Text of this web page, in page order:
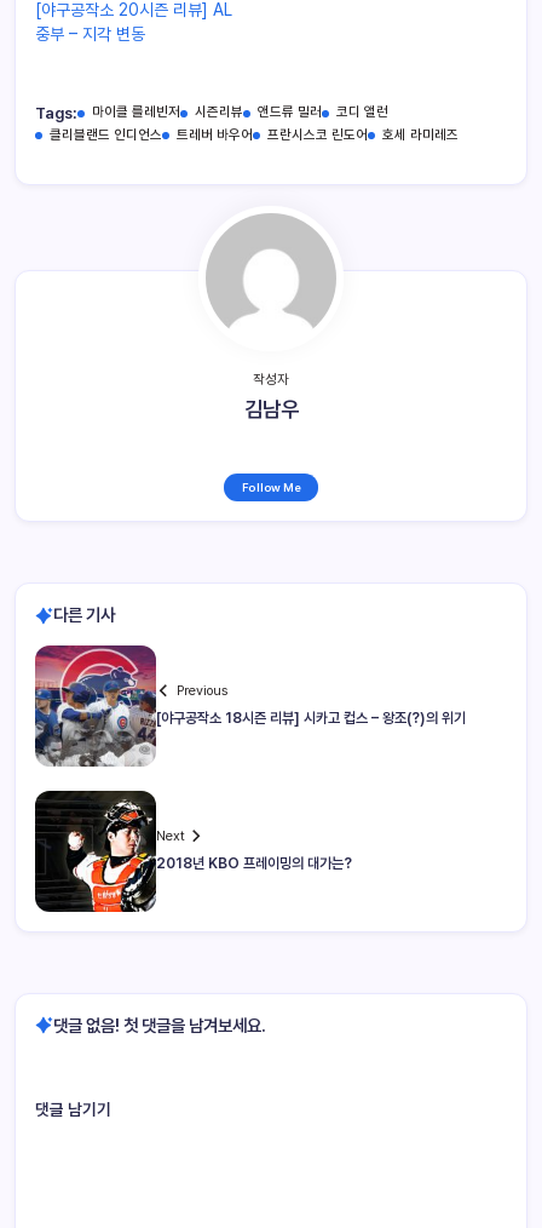
[야구공작소 20시즌 리뷰] AL
중부 – 지각 변동
Tags: 마이클 를레빈저 시즌리뷰 앤드류 밀러
코디 앨런
클리블랜드 인디언스
트레버 바우어 프란시스코 린도어 호세 라미레즈
작성자
김남우
Follow Me
다른 기사
Previous
[야구공작소 18시즌 리뷰] 시카고 컵스 – 왕조(?)의 위기
Next
2018년 KBO 프레이밍의 대가는?
댓글 없음! 첫 댓글을 남겨보세요.
댓글 남기기